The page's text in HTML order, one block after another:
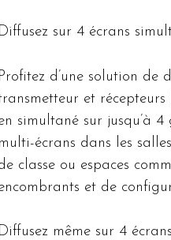
Diffusez sur 4 écrans
Profitez d’une solution
et
simultané sur jusqu’à
multi-écrans dans les
classe ou espaces
et de
Diffusez même sur 4